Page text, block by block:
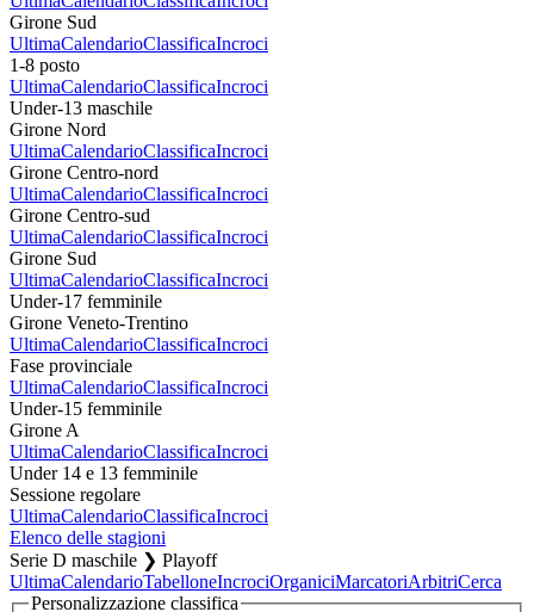
Girone Sud
UltimaCalendarioClassificaIncroci
1-8 posto
UltimaCalendarioClassificaIncroci
Under-13 maschile
Girone Nord
UltimaCalendarioClassificaIncroci
Girone Centro-nord
UltimaCalendarioClassificaIncroci
Girone Centro-sud
UltimaCalendarioClassificaIncroci
Girone Sud
UltimaCalendarioClassificaIncroci
Under-17 femminile
Girone Veneto-Trentino
UltimaCalendarioClassificaIncroci
Fase provinciale
UltimaCalendarioClassificaIncroci
Under-15 femminile
Girone A
UltimaCalendarioClassificaIncroci
Under 14 e 13 femminile
Sessione regolare
UltimaCalendarioClassificaIncroci
Elenco delle stagioni
Serie D maschile ❯ Playoff
UltimaCalendarioTabelloneIncrociOrganiciMarcatoriArbitriCerca
Personalizzazione classifica